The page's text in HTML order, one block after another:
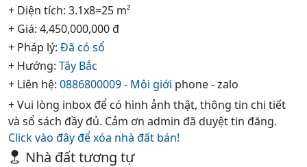
+ Diện tích: 3.1x8=25 m²
+ Giá: 4,450,000,000 đ
+ Pháp lý: Đã có sổ
+ Hướng: Tây Bắc
+ Liên hệ: 0886800009 - Môi giới phone - zalo
+ Vui lòng inbox để có hình ảnh thật, thông tin chi tiết
và sổ sách đầy đủ. Cảm ơn admin đã duyệt tin đăng.
Click vào đây để xóa nhà đất bán!
Nhà đất tương tự